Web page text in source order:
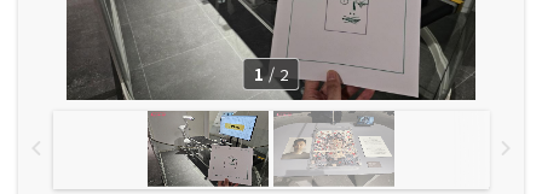
1 / 2